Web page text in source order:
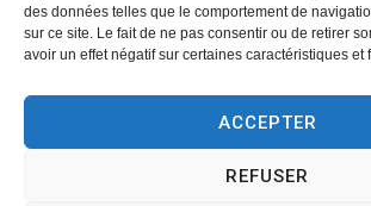
des données telles que le comportement de
sur ce site. Le fait de ne pas consentir ou de retirer
avoir un effet négatif sur certaines caractéristiques et
ACCEPTER
REFUSER
Accessibilité
Mentions légales